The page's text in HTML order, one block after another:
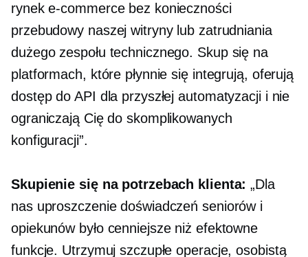
rynek e-commerce bez konieczności
przebudowy naszej witryny lub zatrudniania
dużego zespołu technicznego. Skup się na
platformach, które płynnie się integrują, oferują
dostęp do API dla przyszłej automatyzacji i nie
ograniczają Cię do skomplikowanych
konfiguracji”.
Skupienie się na potrzebach klienta: „Dla
nas uproszczenie doświadczeń seniorów i
opiekunów było cenniejsze niż efektowne
funkcje. Utrzymuj szczupłe operacje, osobistą